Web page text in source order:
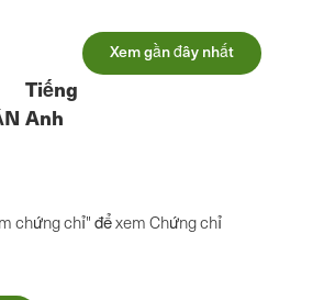
Xem gần đây nhất
Tiếng
Anh
chứng chỉ" để xem Chứng chỉ